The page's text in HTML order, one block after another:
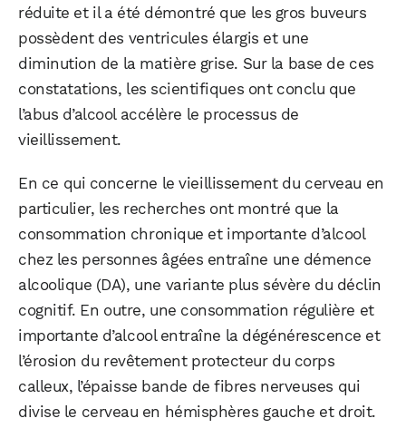
réduite et il a été démontré que les gros buveurs
possèdent des ventricules élargis et une
diminution de la matière grise. Sur la base de ces
constatations, les scientifiques ont conclu que
l’abus d’alcool accélère le processus de
vieillissement.
En ce qui concerne le vieillissement du cerveau en
particulier, les recherches ont montré que la
consommation chronique et importante d’alcool
chez les personnes âgées entraîne une démence
alcoolique (DA), une variante plus sévère du déclin
cognitif. En outre, une consommation régulière et
importante d’alcool entraîne la dégénérescence et
l’érosion du revêtement protecteur du corps
calleux, l’épaisse bande de fibres nerveuses qui
divise le cerveau en hémisphères gauche et droit.
WhatsApp Telegram Email